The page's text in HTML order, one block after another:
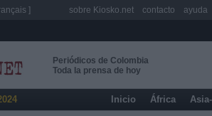
Periódicos de Colombia
Toda la prensa de hoy
Inicio África
] sobre Kiosko.net contacto ayuda